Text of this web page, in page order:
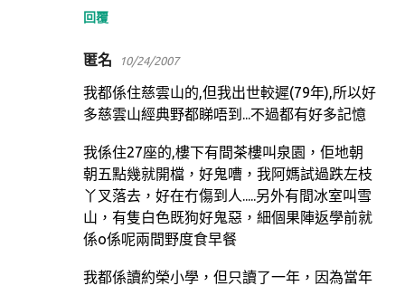
回覆
匿名 10/24/2007
我都係住慈雲山的,但我出世較遲(79年),所以好
多慈雲山經典野都睇唔到...不過都有好多記憶
我係住27座的,樓下有間茶樓叫泉園，佢地朝
朝五點幾就開檔，好鬼嘈，我阿媽試過跌左枝
丫叉落去，好在冇傷到人.....另外有間冰室叫雪
山，有隻白色既狗好鬼惡，細個果陣返學前就
係o係呢兩間野度食早餐
我都係讀約榮小學，但只讀了一年，因為當年